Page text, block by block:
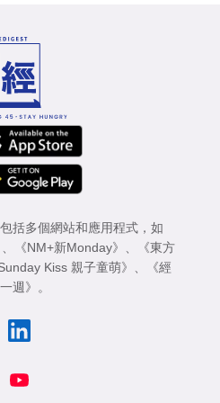
括多個網站和應用程式，如
、 《NM+新Monday》 、
《東方
Sunday Kiss 親子童萌》 、
《經
週》 。